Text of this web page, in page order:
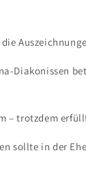
Diakonissen
– trotzdem
sollte in der